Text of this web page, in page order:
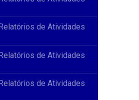
de Atividades
de Atividades
de Atividades